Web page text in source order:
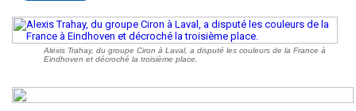
Alexis Trahay, du groupe Ciron à Laval, a disputé les couleurs de la France à
Eindhoven et décroché la troisième place.